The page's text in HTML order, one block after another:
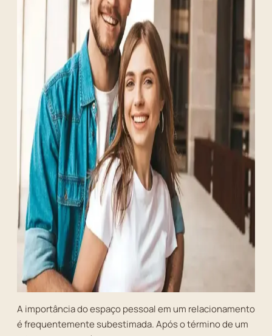
A importância do espaço pessoal em um relacionamento
é frequentemente subestimada. Após o término de um